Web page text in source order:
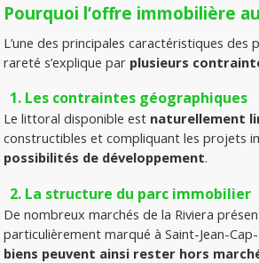
Pourquoi l’offre immobilière
L’une des principales caractéristiques
rareté s’explique par plusieurs
Les contraintes géographiques
Le littoral disponible est naturellement
constructibles et compliquant les projets
possibilités de développement.
La structure du parc immobilier
De nombreux marchés de la Riviera
particulièrement marqué à Saint-Jean-
biens peuvent ainsi rester hors